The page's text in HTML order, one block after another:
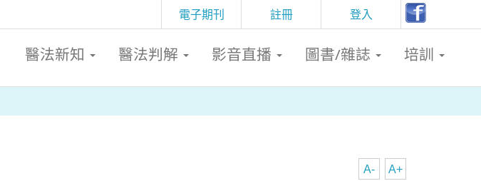
註冊 登入
電子期刊
醫法新知 醫法判解 影音直播 圖書/雜誌 培訓
A+
A-